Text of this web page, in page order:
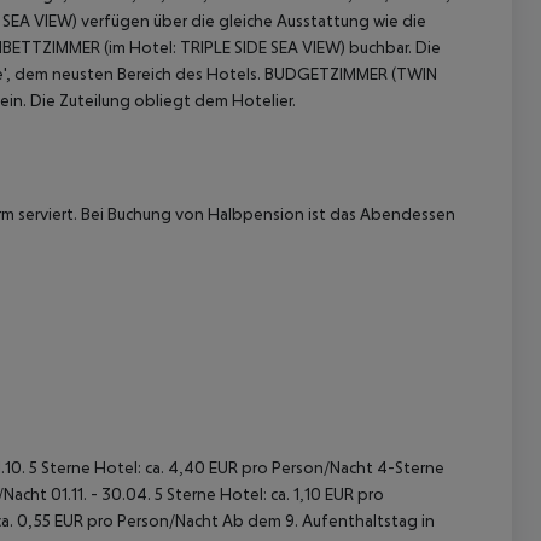
SEA VIEW) verfügen über die gleiche Ausstattung wie die
(im Hotel: TRIPLE SIDE SEA VIEW) buchbar. Die
dem neusten Bereich des Hotels. BUDGETZIMMER (TWIN
Die Zuteilung obliegt dem Hotelier.
serviert. Bei Buchung von Halbpension ist das Abendessen
5 Sterne Hotel: ca. 4,40 EUR pro Person/Nacht 4-Sterne
01.11. - 30.04. 5 Sterne Hotel: ca. 1,10 EUR pro
0,55 EUR pro Person/Nacht Ab dem 9. Aufenthaltstag in